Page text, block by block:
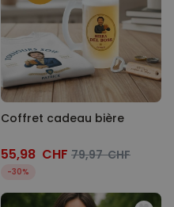
Coffret cadeau bière
55,98 CHF 79,97 CHF
-30%